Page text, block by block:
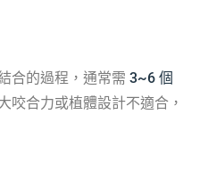
合的過程，通常需 3~6 個
咬合力或植體設計不適合，